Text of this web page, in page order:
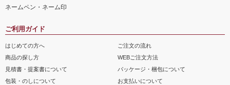
ネームペン・ネーム印
ご利用ガイド
はじめての方へ
ご注文の流れ
商品の探し方
WEBご注文方法
見積書・提案書について
パッケージ・梱包について
包装・のしについて
お支払いについて